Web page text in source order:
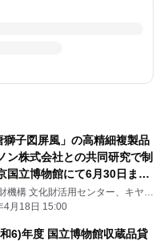
獅子図屏風」の高精細複製品
ン株式会社との共同研究で制
立博物館にて6月30日まで
機構 文化財活用センター、キヤノ
4月18日 15:00
立博物館収蔵品貸